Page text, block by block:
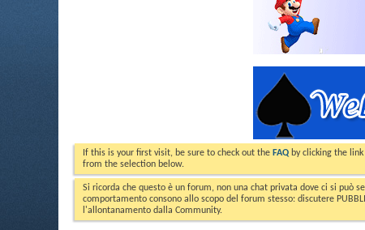
If this is your first visit, be sure to check out the FAQ by clicking the
from the selection below.
Si ricorda che questo è un forum, non una chat privata dove ci si può
comportamento consono allo scopo del forum stesso: discutere
l'allontanamento dalla Community.